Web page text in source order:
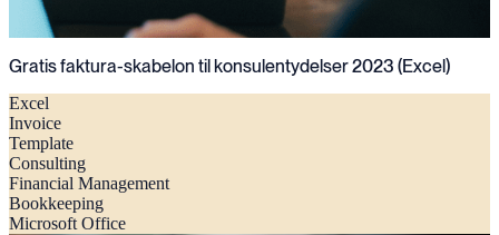
Gratis faktura-skabelon til konsulentydelser 2023 (Excel)
Excel
Invoice
Template
Consulting
Financial Management
Bookkeeping
Microsoft Office